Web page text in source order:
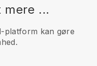
mere ...
platform kan gøre